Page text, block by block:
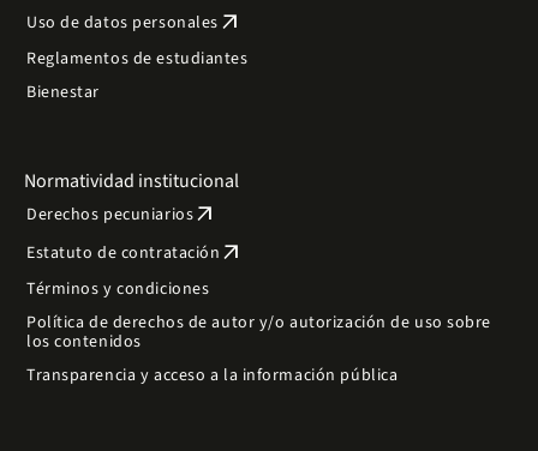
Uso de datos personales arrow_outward
Reglamentos de estudiantes
Bienestar
Normatividad institucional
Derechos pecuniariosarrow_outward
Estatuto de contratación arrow_outward
Términos y condiciones
Política de derechos de autor y/o autorización de uso sobre
los contenidos
Transparencia y acceso a la información pública